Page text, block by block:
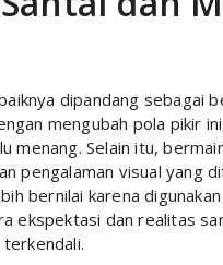
dipandang sebagai
mengubah pola pikir
menang. Selain itu,
pengalaman visual yang
bernilai karena
ekspektasi dan realitas